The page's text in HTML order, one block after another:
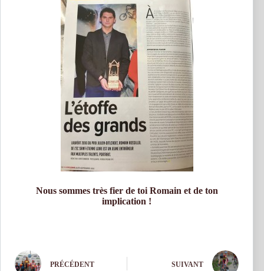
Nous sommes très fier de toi Romain et de ton
implication !
PRÉCÉDENT SUIVANT